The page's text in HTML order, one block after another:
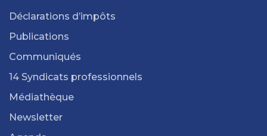
Déclarations d’impôts
Publications
Communiqués
14 Syndicats professionnels
Médiathèque
Newsletter